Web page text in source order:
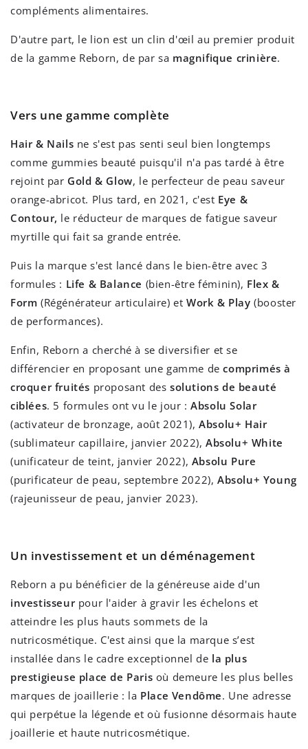
compléments alimentaires.
D'autre part, le lion est un clin d'œil au premier produit
de la gamme Reborn, de par sa magnifique crinière.
Vers une gamme complète
Hair & Nails ne s'est pas senti seul bien longtemps
comme gummies beauté puisqu'il n'a pas tardé à être
rejoint par Gold & Glow, le perfecteur de peau saveur
orange-abricot. Plus tard, en 2021, c'est Eye &
Contour, le réducteur de marques de fatigue saveur
myrtille qui fait sa grande entrée.
Puis la marque s'est lancé dans le bien-être avec 3
formules : Life & Balance (bien-être féminin), Flex &
Form (Régénérateur articulaire) etWork & Play (booster
de performances).
Enfin, Reborn a cherché à se diversifier et se
différencier en proposant une gamme de comprimés à
croquer fruités proposant des solutions de beauté
ciblées. 5 formules ont vu le jour :Absolu Solar
(activateur de bronzage, août 2021),Absolu+ Hair
(sublimateur capillaire, janvier 2022),Absolu+ White
(unificateur de teint, janvier 2022), Absolu Pure
(purificateur de peau, septembre 2022),Absolu+ Young
(rajeunisseur de peau, janvier 2023).
Un investissement et un déménagement
Reborn a pu bénéficier de la généreuse aide d'un
investisseurpour l'aider à gravir les échelons et
atteindre les plus hauts sommets de la
nutricosmétique. C'est ainsi que la marque s’est
installée dans le cadre exceptionnel de la plus
prestigieuse place de Paris où demeure les plus belles
marques de joaillerie : la Place Vendôme. Une adresse
qui perpétue la légende et où fusionne désormais haute
joaillerie et haute nutricosmétique.